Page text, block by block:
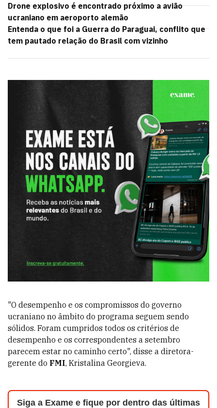
Drone explosivo é encontrado próximo a avião
ucraniano em aeroporto alemão
Entenda o que foi a Guerra do Paraguai, conflito que
tem pautado relação do Brasil com vizinho
"O desempenho e os compromissos do governo
ucraniano no âmbito do programa seguem sendo
sólidos. Foram cumpridos todos os critérios de
desempenho e os correspondentes a setembro
parecem estar no caminho certo", disse a diretora-
gerente do FMI, Kristalina Georgieva.
Siga a Exame e fique por dentro das últimas